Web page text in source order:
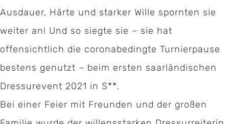
Ausdauer, Härte und starker Wille spornten sie
weiter an! Und so siegte sie – sie hat
offensichtlich die coronabedingte Turnierpause
bestens genutzt – beim ersten saarländischen
Dressurevent 2021 in S**.
Bei einer Feier mit Freunden und der großen